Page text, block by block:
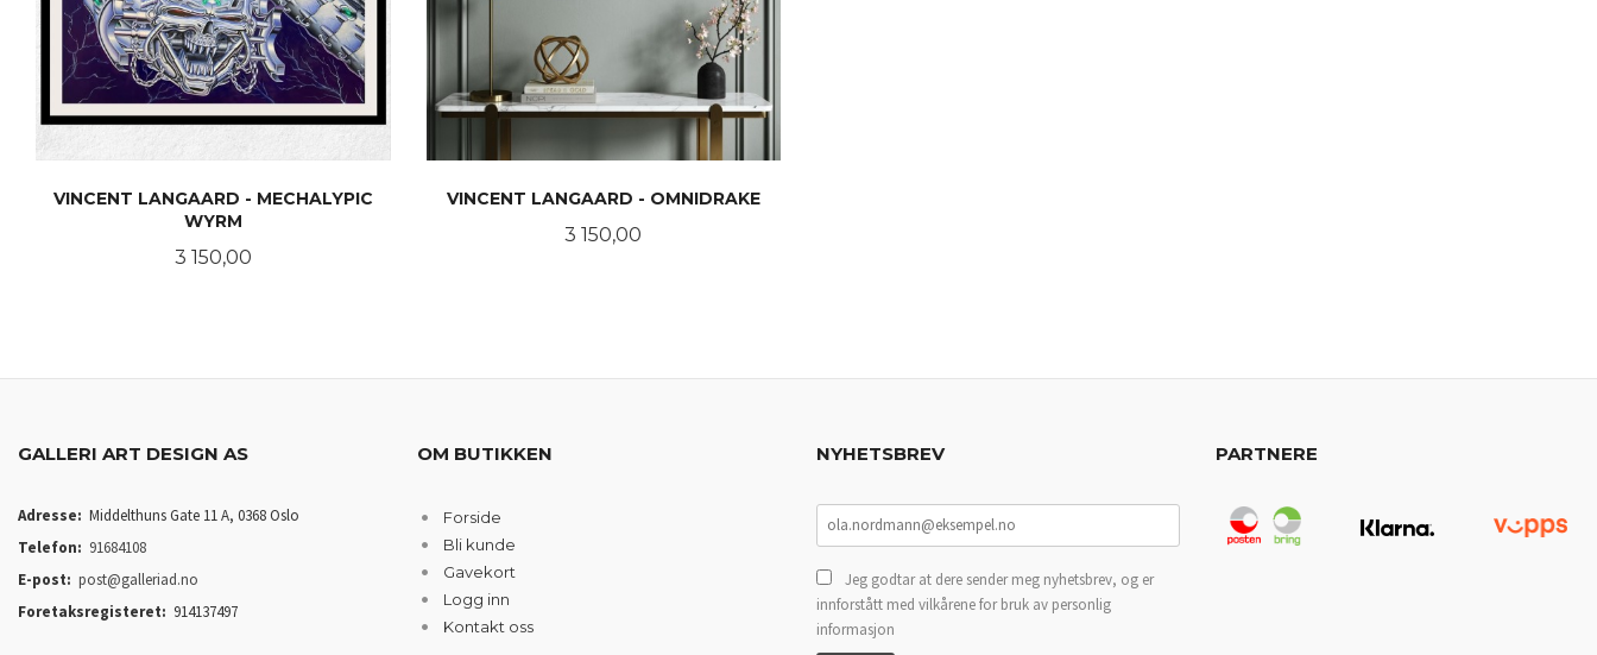
VINCENT LANGAARD - MECHALYPIC
WYRM
Pris
3 150,00
VINCENT LANGAARD - OMNIDRAKE
Pris
3 150,00
GALLERI ART DESIGN AS
Adresse: Middelthuns Gate 11 A, 0368 Oslo
Telefon: 91684108
E-post: post@galleriad.no
Foretaksregisteret: 914137497
OM BUTIKKEN
Forside
Bli kunde
Gavekort
Logg inn
Kontakt oss
NYHETSBREV
Jeg godtar at dere sender meg nyhetsbrev, og er
innforstått med vilkårene for bruk av personlig
informasjon
PARTNERE